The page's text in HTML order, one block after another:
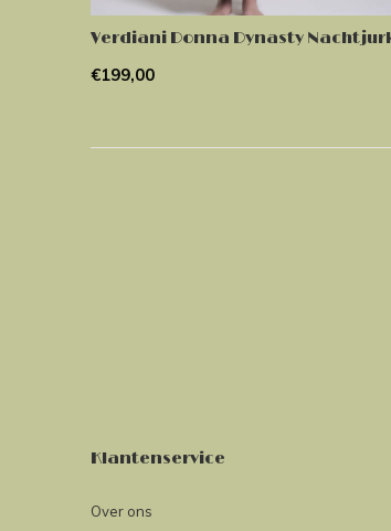
Verdiani Donna Dynasty
€199,00
Klantenservice
Over ons